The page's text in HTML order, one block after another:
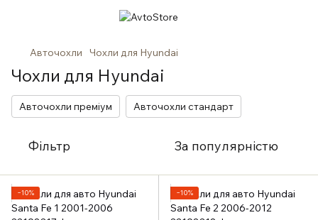
Авточохли Чохли для Hyundai
Чохли для Hyundai
Авточохли преміум Авточохли стандарт
Фільтр За популярністю
−10% −10%